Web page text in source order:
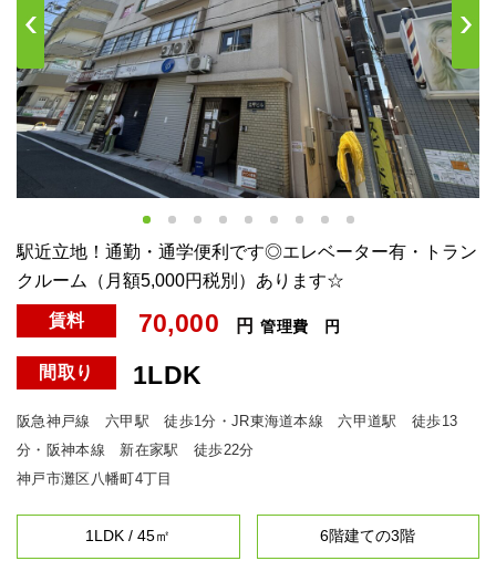
Next
駅近立地！通勤・通学便利です◎エレベーター有・トラン
クルーム（月額5,000円税別）あります☆
賃料 70,000 円 管理費 円
間取り 1LDK
阪急神戸線 六甲駅 徒歩1分・JR東海道本線 六甲道駅 徒歩13
分・阪神本線 新在家駅 徒歩22分
神戸市灘区八幡町4丁目
1LDK / 45㎡ 6階建ての3階